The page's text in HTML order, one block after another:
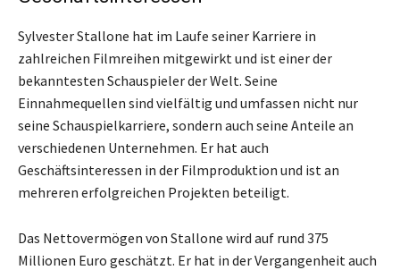
Sylvester Stallone hat im Laufe seiner Karriere in
zahlreichen Filmreihen mitgewirkt und ist einer der
bekanntesten Schauspieler der Welt. Seine
Einnahmequellen sind vielfältig und umfassen nicht nur
seine Schauspielkarriere, sondern auch seine Anteile an
verschiedenen Unternehmen. Er hat auch
Geschäftsinteressen in der Filmproduktion und ist an
mehreren erfolgreichen Projekten beteiligt.
Das Nettovermögen von Stallone wird auf rund 375
Millionen Euro geschätzt. Er hat in der Vergangenheit auch